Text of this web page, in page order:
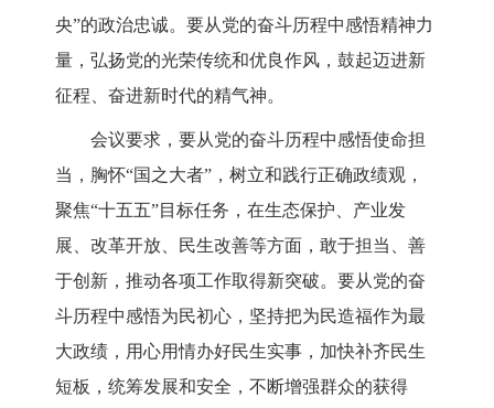
央”的政治忠诚。要从党的奋斗历程中感悟精神力
量， 弘扬党的光荣传统和优良作风， 鼓起迈进新
征程、奋进新时代的精气神。
会议要求，要从党的奋斗历程中感悟使命担
当， 胸怀“国之大者”，树立和践行正确政绩观，
聚焦“十五五”目标任务，在生态保护、产业发
展、改革开放、民生改善等方面，敢于担当、善
于创新，推动各项工作取得新突破。 要从党的奋
斗历程中感悟为民初心，坚持把为民造福作为最
大政绩， 用心用情办好民生实事，加快补齐民生
短板，统筹发展和安全， 不断增强群众的获得